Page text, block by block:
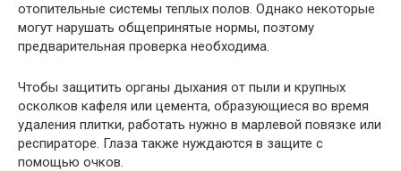
отопительные системы теплых полов. Однако некоторые
могут нарушать общепринятые нормы, поэтому
предварительная проверка необходима.
Чтобы защитить органы дыхания от пыли и крупных
осколков кафеля или цемента, образующиеся во время
удаления плитки, работать нужно в марлевой повязке или
респираторе. Глаза также нуждаются в защите с
помощью очков.